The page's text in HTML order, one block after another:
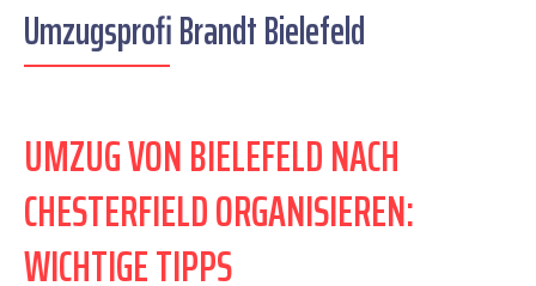
Umzugsprofi Brandt Bielefeld
UMZUG VON BIELEFELD NACH
CHESTERFIELD ORGANISIEREN:
WICHTIGE TIPPS